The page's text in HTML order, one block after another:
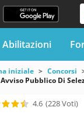
Abilitazioni
iniziale Concorsi
Pubblico Di
4.6 (228 Voti)